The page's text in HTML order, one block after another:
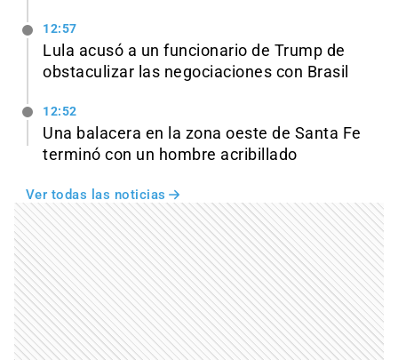
12:57
Lula acusó a un funcionario de Trump de
obstaculizar las negociaciones con Brasil
12:52
Una balacera en la zona oeste de Santa Fe
terminó con un hombre acribillado
Ver todas las noticias